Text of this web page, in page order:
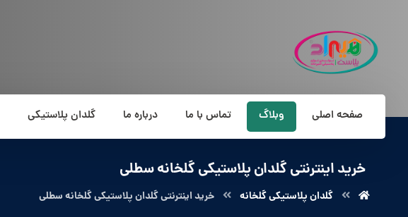
صفحه اصلی وبلاگ تماس با ما درباره ما گلدان پلاستیکی
خرید اینترنتی گلدان پلاستیکی گلخانه سطلی
گلدان پلاستیکی گلخانه خرید اینترنتی گلدان پلاستیکی گلخانه سطلی